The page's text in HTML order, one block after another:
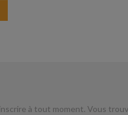
à tout moment. Vous